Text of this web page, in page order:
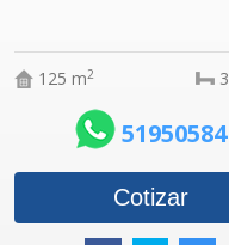
125 m2 3
51950584
Cotizar